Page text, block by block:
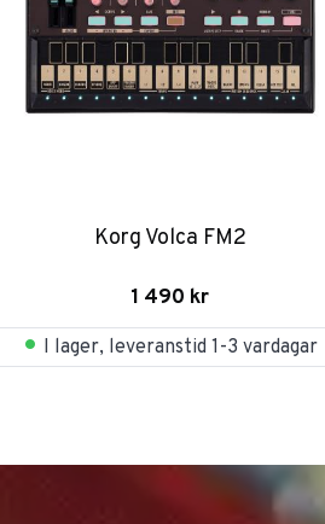
Korg Volca FM2
1 490 kr
I lager, leveranstid 1-3 vardagar